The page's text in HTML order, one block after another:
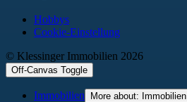
Hobbys
Cookie-Einstellung
© Klessinger Immobilien 2026
Off-Canvas Toggle
Immobilien More about: Immobilien